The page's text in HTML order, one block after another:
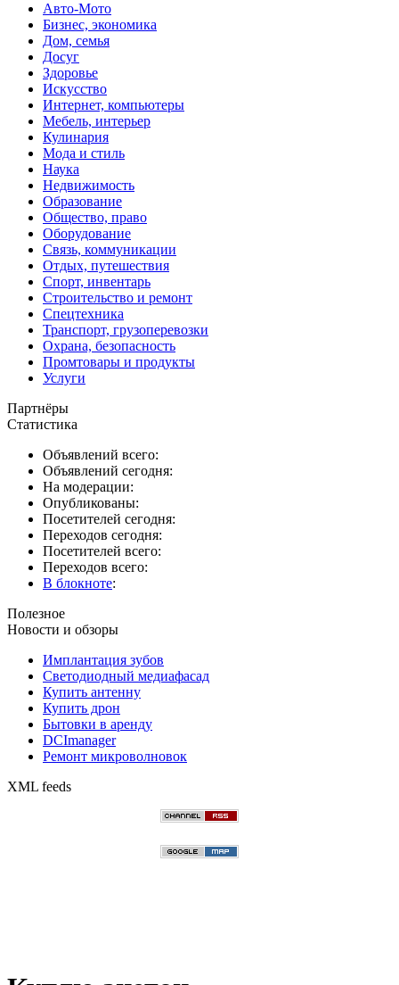
Авто-Мото
Бизнес, экономика
Дом, семья
Досуг
Здоровье
Искусство
Интернет, компьютеры
Мебель, интерьер
Кулинария
Мода и стиль
Наука
Недвижимость
Образование
Общество, право
Оборудование
Связь, коммуникации
Отдых, путешествия
Спорт, инвентарь
Строительство и ремонт
Спецтехника
Транспорт, грузоперевозки
Охрана, безопасность
Промтовары и продукты
Услуги
Партнёры
Статистика
Объявлений всего:
Объявлений сегодня:
На модерации:
Опубликованы:
Посетителей сегодня:
Переходов сегодня:
Посетителей всего:
Переходов всего:
В блокноте:
Полезное
Новости и обзоры
Имплантация зубов
Светодиодный медиафасад
Купить антенну
Купить дрон
Бытовки в аренду
DCImanager
Ремонт микроволновок
XML feeds